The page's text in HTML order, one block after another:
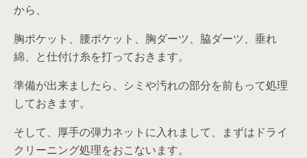
から、
胸ポケット、腰ポケット、胸ダーツ、脇ダーツ、垂れ
綿、と仕付け糸を打っておきます。
準備が出来ましたら、シミや汚れの部分を前もって処理
しておきます。
そして、厚手の弾力ネットに入れまして、まずはドライ
クリーニング処理をおこないます。